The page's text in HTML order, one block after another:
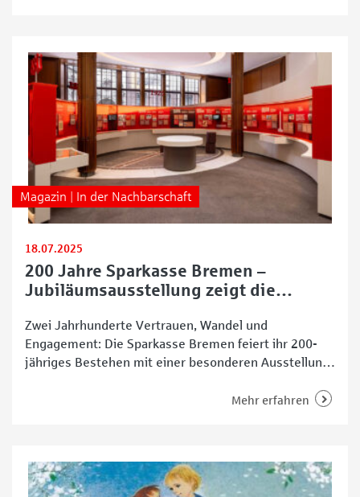
historischen Fotos die vielfältigen Facetten
Magazin | In der Nachbarschaft
18.07.2025
200 Jahre Sparkasse Bremen –
Jubiläumsausstellung zeigt die
Zwei Jahrhunderte Vertrauen, Wandel und
Engagement: Die Sparkasse Bremen feiert ihr 200-
jähriges Bestehen mit einer besonderen Ausstellung,
öffentlich zugänglich ist. Unter dem Motto „200 Jahre
Mehr erfahren